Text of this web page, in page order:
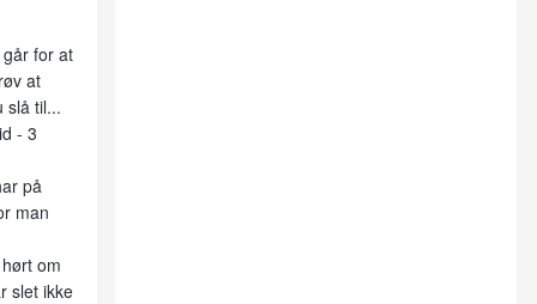
for at
at
slå til...
- 3
på
man
om
slet ikke